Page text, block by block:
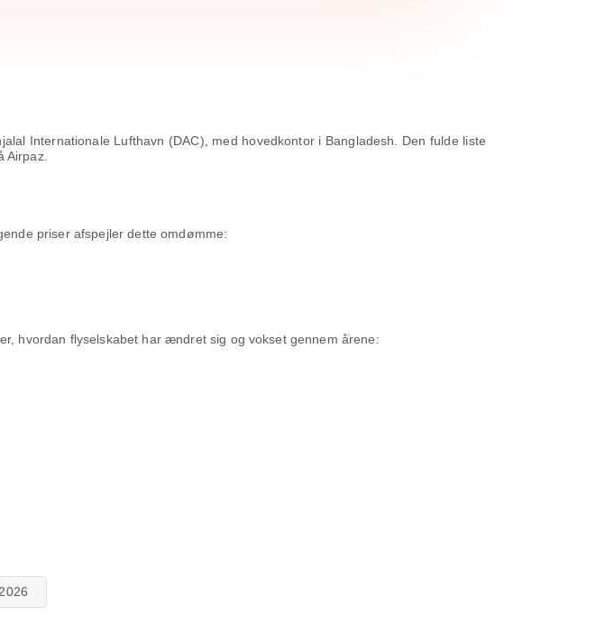
Internationale Lufthavn (DAC), med hovedkontor i Bangladesh. Den fulde liste
priser afspejler dette omdømme:
hvordan flyselskabet har ændret sig og vokset gennem årene: